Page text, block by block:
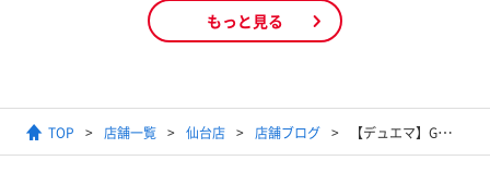
もっと見る
TOP 店舗一覧 仙台店 店舗ブログ 【デュエマ】GWお家時間へ。DM詰め合わせ ＃stayhome 【福袋】